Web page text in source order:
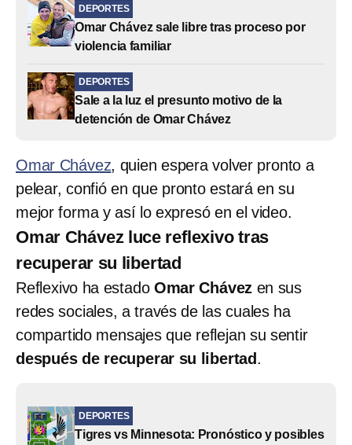
DEPORTES
Omar Chávez sale libre tras proceso por
violencia familiar
DEPORTES
Sale a la luz el presunto motivo de la
detención de Omar Chávez
Omar Chávez, quien espera volver pronto a
pelear, confió en que pronto estará en su
mejor forma y así lo expresó en el video.
Omar Chávez luce reflexivo tras
recuperar su libertad
Reflexivo ha estado Omar Chávez en sus
redes sociales, a través de las cuales ha
compartido mensajes que reflejan su sentir
después de recuperar su libertad .
DEPORTES
Tigres vs Minnesota: Pronóstico y posibles